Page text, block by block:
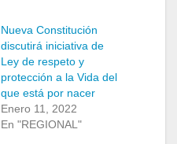
Nueva Constitución
discutirá iniciativa de
Ley de respeto y
protección a la Vida del
que está por nacer
Enero 11, 2022
En "REGIONAL"